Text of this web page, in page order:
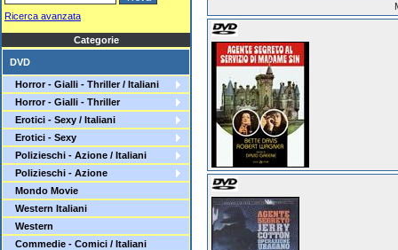
Ricerca avanzata
Categorie
DVD
Horror - Gialli - Thriller / Italiani
Horror - Gialli - Thriller
Erotici - Sexy / Italiani
Erotici - Sexy
Polizieschi - Azione / Italiani
Polizieschi - Azione
Mondo Movie
Western Italiani
Western
Commedie - Comici / Italiani